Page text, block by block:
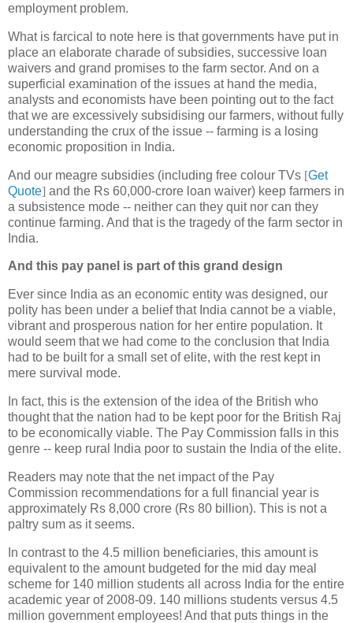
employment problem.
What is farcical to note here is that governments have put in
place an elaborate charade of subsidies, successive loan
waivers and grand promises to the farm sector. And on a
superficial examination of the issues at hand the media,
analysts and economists have been pointing out to the fact
that we are excessively subsidising our farmers, without fully
understanding the crux of the issue -- farming is a losing
economic proposition in India.
And our meagre subsidies (including free colour TVs [Get
Quote] and the Rs 60,000-crore loan waiver) keep farmers in
a subsistence mode -- neither can they quit nor can they
continue farming. And that is the tragedy of the farm sector in
India.
And this pay panel is part of this grand design
Ever since India as an economic entity was designed, our
polity has been under a belief that India cannot be a viable,
vibrant and prosperous nation for her entire population. It
would seem that we had come to the conclusion that India
had to be built for a small set of elite, with the rest kept in
mere survival mode.
In fact, this is the extension of the idea of the British who
thought that the nation had to be kept poor for the British Raj
to be economically viable. The Pay Commission falls in this
genre -- keep rural India poor to sustain the India of the elite.
Readers may note that the net impact of the Pay
Commission recommendations for a full financial year is
approximately Rs 8,000 crore (Rs 80 billion). This is not a
paltry sum as it seems.
In contrast to the 4.5 million beneficiaries, this amount is
equivalent to the amount budgeted for the mid day meal
scheme for 140 million students all across India for the entire
academic year of 2008-09. 140 millions students versus 4.5
million government employees! And that puts things in the